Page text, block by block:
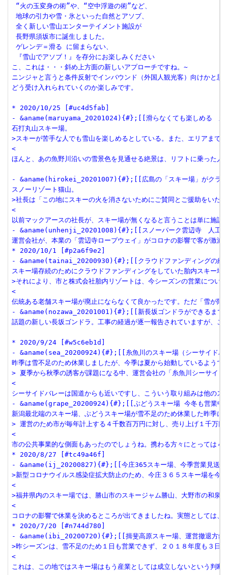
“火の玉変身の術”や、“空中浮遊の術”など、
地球の引力や雪・氷といった自然とアソブ、
全く新しい雪山エンターテイメント施設が
長野県須坂市に誕生しました。
ゲレンデ＝滑る に留まらない、
『雪山でアソブ！』を存分にお楽しみください
こ、これは・・・斜め上方面の新しいアプローチですね。~
ニンジャと言うと条件反射でインバウンド（外国人観光客）向けかと
どう受け入れられていくのか楽しみです。
* 2020/10/25 [#uc4d5fab]
- &aname(maruyama_20201024){#};[[滑らなくても楽しめる
石打丸山スキー場。
>スキーが苦手な人でも雪山を楽しめるとしている。また、エリアまで
<
ほんと、あの魚野川沿いの雪景色を見通せる絶景は、リフトに乗った
- &aname(hirokei_20201007){#};[[広島の「スキー場」がク
スノーリゾート猫山。
>社長は「この地にスキーの火を消さないためにご賛同とご援助をいた
<
以前マックアースの社長が、スキー場が無くなると言うことは単に施
- &aname(unhenji_20201008){#};[[スノーパーク雲辺寺　人
運営会社が、本業の「雲辺寺ロープウェイ」がコロナの影響で客が激
* 2020/10/1 [#p2a6f9e2]
- &aname(tainai_20200930){#};[[クラウドファンディング
スキー場存続のためにクラウドファンディングをしていた胎内スキー場
>それにより、市と株式会社胎内リゾートは、今シーズンの営業につい
<
伝統ある老舗スキー場が廃止にならなくて良かったです。ただ「雪が
- &aname(nozawa_20201001){#};[[新長坂ゴンドラができ
話題の新しい長坂ゴンドラ。工事の経過が逐一報告されていますが、
* 2020/9/24 [#w5c6eb1d]
- &aname(sea_20200924){#};[[糸魚川のスキー場（シーサ
昨季は雪不足のため休業しましたが、今季は夏から始動しているようで
> 夏季から秋季の誘客が課題になる中、運営会社の「糸魚川シーサイ
<
シーサイドバレーは国道からも近いですし、こういう取り組みは他のス
- &aname(grape_20200924){#};[[ぶどうスキー場 今冬も
新潟最北端のスキー場、ぶどうスキー場が雪不足のため休業した昨季
> 運営のため市が毎年計上する４千数百万円に対し、売り上げ１千万円
<
市の公共事業的な側面もあったのでしょうね。携わる方々にとっては
* 2020/8/27 [#tc49a46f]
- &aname(ij_20200827){#};[[今庄365スキー場、今季営業
>新型コロナウイルス感染症拡大防止のため、今庄３６５スキー場を今
<
>福井県内のスキー場では、勝山市のスキージャム勝山、大野市の和泉
<
コロナの影響で休業を決めるところが出てきましたね。実態としては
* 2020/7/20 [#n744d780]
- &aname(ibi_20200720){#};[[揖斐高原スキー場、運営撤退
>昨シーズンは、雪不足のため１日も営業できず、２０１８年度も３日
<
これは、この地ではスキー場はもう産業としては成立しないという判